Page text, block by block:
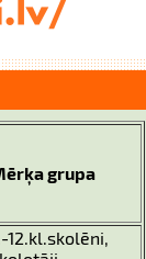
grupa
12.kl.skolēni,